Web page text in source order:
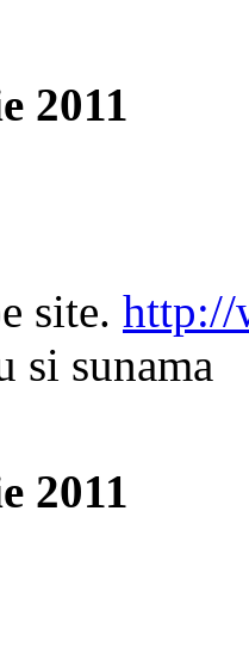
2011
site. http://
si sunama
2011